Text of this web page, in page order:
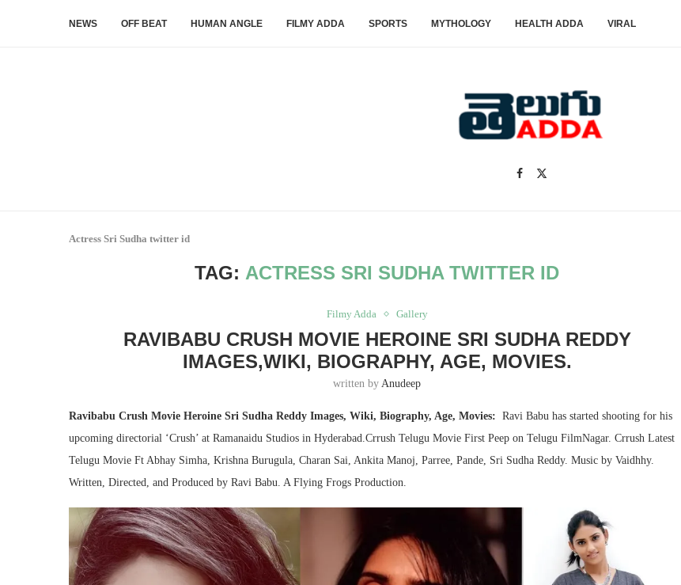
NEWS OFF BEAT HUMAN ANGLE FILMY ADDA SPORTS MYTHOLOGY HEALTH ADDA VIRAL
Actress Sri Sudha twitter id
TAG: ACTRESS SRI SUDHA TWITTER ID
Filmy Adda Gallery
RAVIBABU CRUSH MOVIE HEROINE SRI SUDHA REDDY
IMAGES,WIKI, BIOGRAPHY, AGE, MOVIES.
written byAnudeep
Ravibabu Crush Movie Heroine Sri Sudha Reddy Images, Wiki, Biography, Age, Movies: Ravi Babu has started shooting for his
upcoming directorial ‘Crush’ at Ramanaidu Studios in Hyderabad.Crrush Telugu Movie First Peep on Telugu FilmNagar. Crrush Latest
Telugu Movie Ft Abhay Simha, Krishna Burugula, Charan Sai, Ankita Manoj, Parree, Pande, Sri Sudha Reddy. Music by Vaidhhy.
Written, Directed, and Produced by Ravi Babu. A Flying Frogs Production.